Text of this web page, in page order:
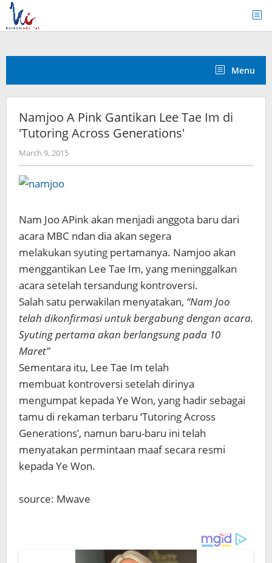
Skip
content
Menu
Namjoo A Pink Gantikan Lee Tae Im di
'Tutoring Across Generations'
March 9, 2015by
Koreanindo
Nam Joo APink akan menjadi anggota baru dari
acara MBC ndan dia akan segera
melakukan syuting pertamanya. Namjoo akan
menggantikan Lee Tae Im, yang meninggalkan
acara setelah tersandung kontroversi.
Salah satu perwakilan menyatakan, “Nam Joo
telah dikonfirmasi untuk bergabung dengan acara.
Syuting pertama akan berlangsung pada 10
Maret”
Sementara itu, Lee Tae Im telah
membuat kontroversi setelah dirinya
mengumpat kepada Ye Won, yang hadir sebagai
tamu di rekaman terbaru ‘Tutoring Across
Generations’, namun baru-baru ini telah
menyatakan permintaan maaf secara resmi
kepada Ye Won.
source: Mwave